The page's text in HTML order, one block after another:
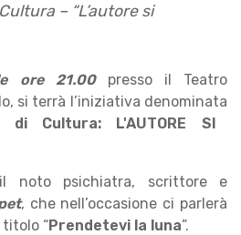
– “L’autore si
ore 21.00
presso il Teatro
si terrà l’iniziativa denominata
Cultura: L'AUTORE SI
noto psichiatra, scrittore e
, che nell’occasione ci parlerà
“Prendetevi la luna”.